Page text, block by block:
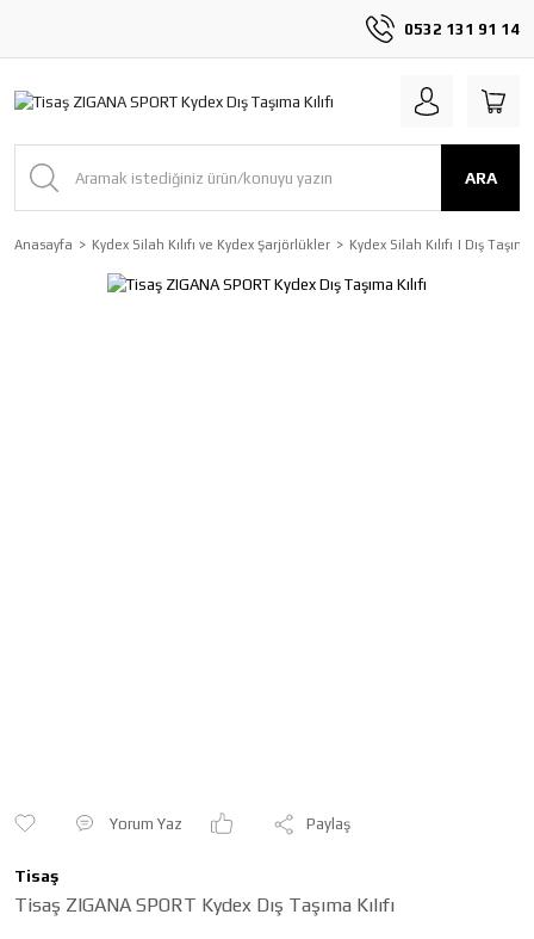
0532 131 91 14
ARA
Anasayfa Kydex Silah Kılıfı ve Kydex Şarjörlükler Kydex Silah Kılıfı | Dış Taşıma
Yorum Yaz Paylaş
Tisaş
Tisaş ZIGANA SPORT Kydex Dış Taşıma Kılıfı